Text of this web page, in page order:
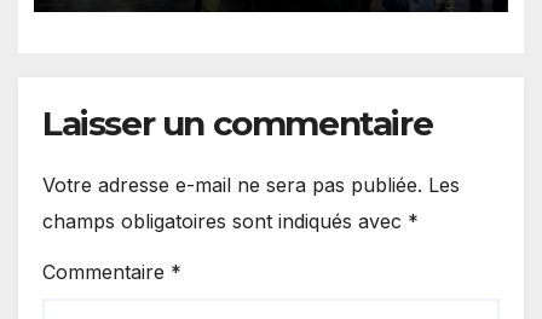
Laisser un commentaire
Votre adresse e-mail ne sera pas publiée. Les
champs obligatoires sont indiqués avec *
Commentaire *